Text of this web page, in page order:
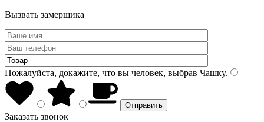
Вызвать замерщика
Пожалуйста, докажите, что вы человек, выбрав Чашку.
Заказать звонок